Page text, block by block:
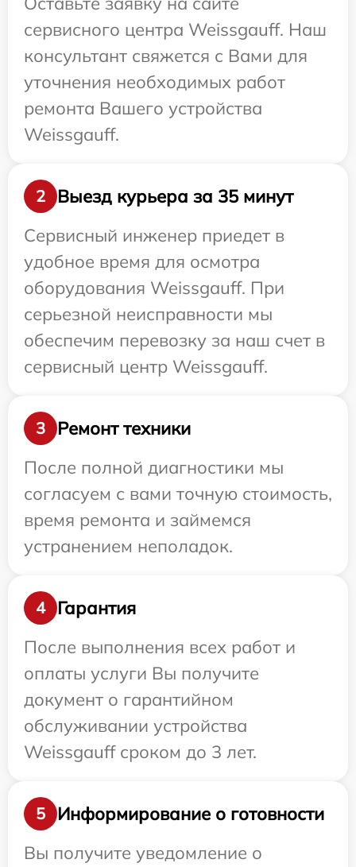
сервисного центра Weissgauff. Наш
консультант свяжется с Вами для
уточнения необходимых работ
ремонта Вашего устройства
Weissgauff.
2
Выезд курьера за 35 минут
Сервисный инженер приедет в
удобное время для осмотра
оборудования Weissgauff. При
серьезной неисправности мы
обеспечим перевозку за наш счет в
сервисный центр Weissgauff.
3
Ремонт техники
После полной диагностики мы
согласуем с вами точную стоимость,
время ремонта и займемся
устранением неполадок.
4
Гарантия
После выполнения всех работ и
оплаты услуги Вы получите
документ о гарантийном
обслуживании устройства
Weissgauff сроком до 3 лет.
5
Информирование о готовности
Вы получите уведомление о